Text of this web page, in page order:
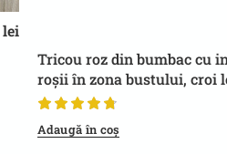
lei
Tricou roz din bumbac cu
roșii în zona bustului, croi
și modern, pentru ținute
Adaugă în coș